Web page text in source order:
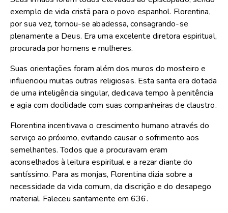
exemplo de vida cristã para o povo espanhol. Florentina,
por sua vez, tornou-se abadessa, consagrando-se
plenamente a Deus. Era uma excelente diretora espiritual,
procurada por homens e mulheres.
Suas orientações foram além dos muros do mosteiro e
influenciou muitas outras religiosas. Esta santa era dotada
de uma inteligência singular, dedicava tempo à penitência
e agia com docilidade com suas companheiras de claustro.
Florentina incentivava o crescimento humano através do
serviço ao próximo, evitando causar o sofrimento aos
semelhantes. Todos que a procuravam eram
aconselhados à leitura espiritual e a rezar diante do
santíssimo. Para as monjas, Florentina dizia sobre a
necessidade da vida comum, da discrição e do desapego
material. Faleceu santamente em 636.